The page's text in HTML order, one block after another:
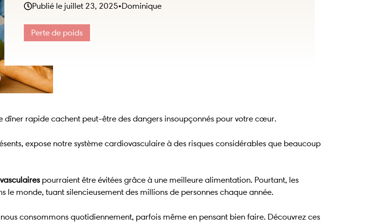
Publié le juillet 23, 2025•Dominique
Perte de poids
rapide cachent peut-être des dangers insoupçonnés pour votre cœur.
expose notre système cardiovasculaire à des risques considérables que beaucoup
pourraient être évitées grâce à une meilleure alimentation. Pourtant, les
monde, tuant silencieusement des millions de personnes chaque année.
consommons quotidiennement, parfois même en pensant bien faire. Découvrez ces